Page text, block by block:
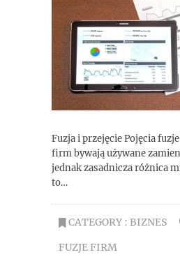
Fuzja i przejęcie Pojęcia
firm bywają używane
jednak zasadnicza różnica
to…
CATEGORY : BIZNES
FUZJE FIRM